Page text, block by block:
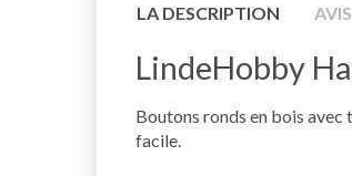
LA DESCRIPTION
LindeHobby
Boutons ronds en bois avec
facile.